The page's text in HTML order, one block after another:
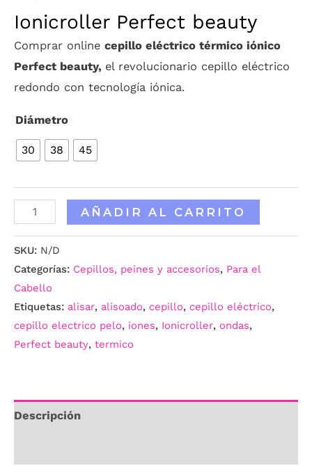
Ionicroller Perfect beauty
Comprar online cepillo eléctrico térmico iónico
Perfect beauty, el revolucionario cepillo eléctrico
redondo con tecnología iónica.
Diámetro
30 38 45
AÑADIR AL CARRITO
SKU: N/D
Categorías: Cepillos, peines y accesorios, Para el
Cabello
Etiquetas: alisar, alisoado, cepillo, cepillo eléctrico,
cepillo electrico pelo, iones, Ionicroller, ondas,
Perfect beauty, termico
Descripción